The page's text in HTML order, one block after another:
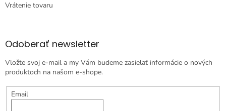
Vrátenie tovaru
Odoberať newsletter
Vložte svoj e-mail a my Vám budeme zasielať informácie o nových
produktoch na našom e-shope.
Email